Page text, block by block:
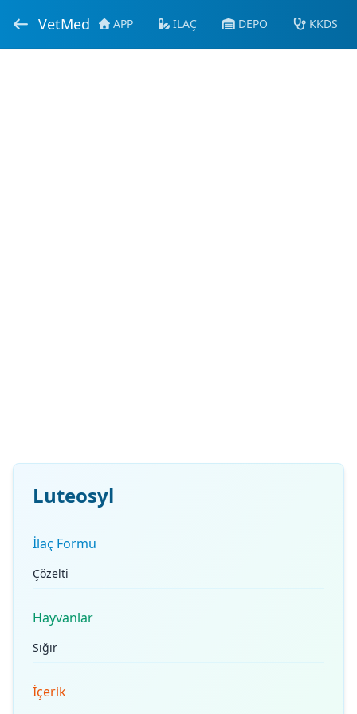
VetMed APP İLAÇ DEPO KKDS
Luteosyl
İlaç Formu
Çözelti
Hayvanlar
Sığır
İçerik